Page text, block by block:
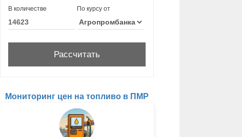
В количестве По курсу от
Мониторинг цен на топливо в ПМР